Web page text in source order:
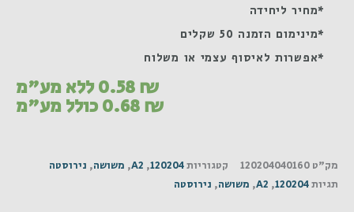
*מחיר ליחידה
*מינימום הזמנה 50 שקלים
*אפשרות לאיסוף עצמי או משלוח
0.58₪ ללא מע"מ
0.68₪ כולל מע"מ
מק"ט 120204040160 קטגוריות120204
,
A2
, משושה, נירוסטה
תגיות120204
,
A2
, משושה, נירוסטה